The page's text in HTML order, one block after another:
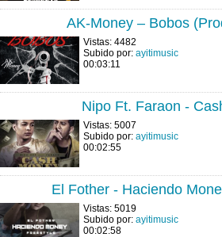
AK-Money – Bobos
Vistas: 4482
Subido por: ayitimusic
00:03:11
Nipo Ft. Faraon -
Vistas: 5007
Subido por: ayitimusic
00:02:55
El Fother - Haciendo
Vistas: 5019
Subido por: ayitimusic
00:02:58